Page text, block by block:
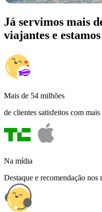
Já servimos mais
viajantes e
Mais de 54 milhões
de clientes satisfeitos com
Na mídia
Destaque e recomendação nos